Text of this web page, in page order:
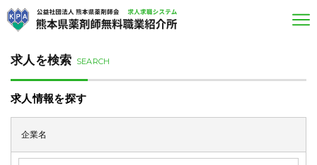
求人を検索 SEARCH
求人情報を探す
企業名